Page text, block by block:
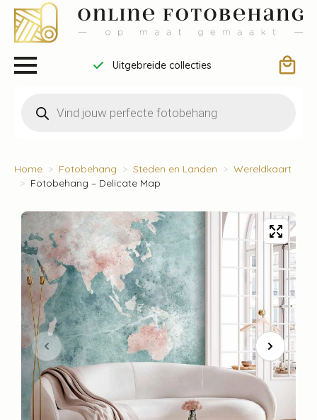
Uitgebreide collecties
zoeken
Home Fotobehang Steden en Landen
Wereldkaart
Fotobehang – Delicate Map